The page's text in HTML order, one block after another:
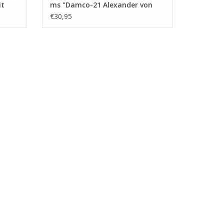
ms "Damco-21 Alexander von
Engelberg" (1959) - Damco
€30,95